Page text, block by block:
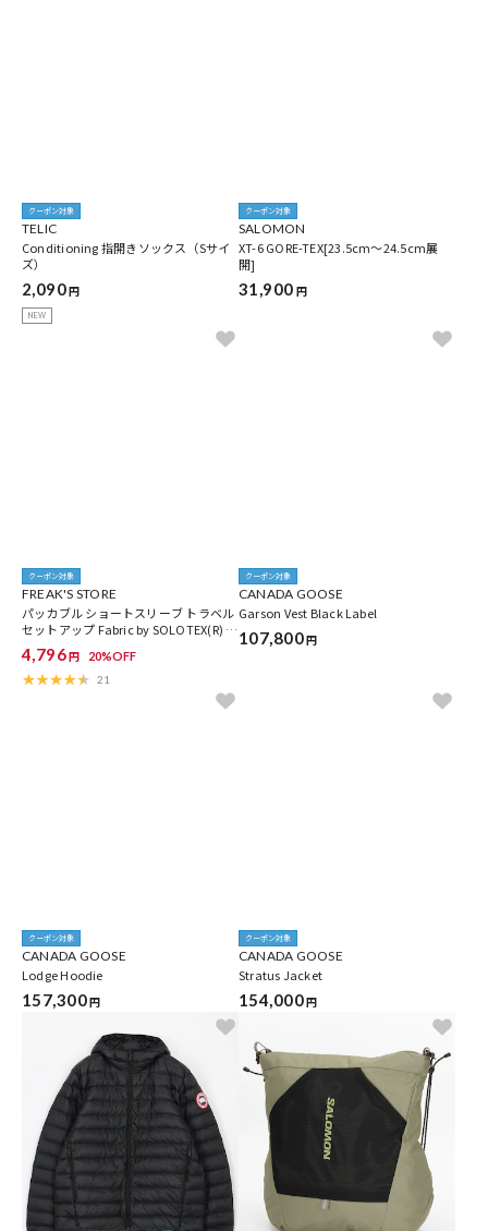
クーポン対象
TELIC
Conditioning 指開きソックス（Sサイ
ズ）
2,090円
NEW
クーポン対象
SALOMON
XT-6 GORE-TEX[23.5cm～24.5cm展
開]
31,900 円
クーポン対象
FREAK'S STORE
パッカブル ショートスリーブ トラベル
セットアップ Fabric by SOLOTEX(R) ミ
ニバッグ付き 吸水速乾
4,796円 20%OFF
21
クーポン対象
CANADA GOOSE
Garson Vest Black Label
107,800円
クーポン対象
CANADA GOOSE
Lodge Hoodie
157,300 円
クーポン対象
CANADA GOOSE
Stratus Jacket
154,000 円